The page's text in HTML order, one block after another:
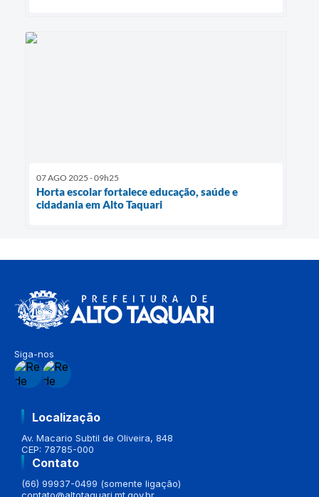
07 AGO 2025 - 09h25
Horta escolar fortalece educação, saúde e
cidadania em Alto Taquari
Siga-nos
Localização
Av. Macario Subtil de Oliveira, 848
CEP: 78785-000
Contato
(66) 99937-0499 (somente ligação)
contato@altotaquari.mt.gov.br